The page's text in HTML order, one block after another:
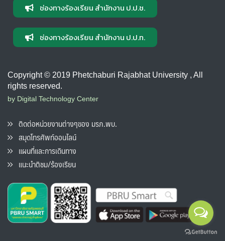
ช่องทางร้องเรียน สำนักงาน ป.ป.ช.
ช่องทางร้องเรียน สำนักงาน ป.ป.ท.
Copyright © 2019 Phetchaburi Rajabhat University , All
rights reserved.
by Digital Technology Center
ติดต่อหน่วยงานต่างๆของ มรภ.พบ.
สมุดโทรศัพท์ออนไลน์
แผนที่และการเดินทาง
แนะนำติชม/ร้องเรียน